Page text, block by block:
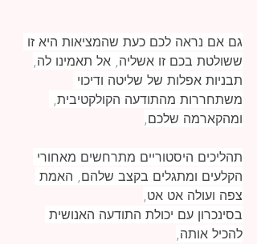
גם אם נראה לכם כעת שהמציאות היא זו
ששולטת בכם זו אשליה, אל תאמינו לה,
תבניות אפלות של שליטה ודיכוי
משתחררות מהתודעה הקולקטיבית,
ומהקארמה שלכם,
תהליכים היסטוריים מתרחשים מאחורי
הקלעים ומתגלים בקצב שלהם, האמת
צפה ועולה אט אט,
בסינכרון עם יכולת התודעה האנושית
להכיל אותה,